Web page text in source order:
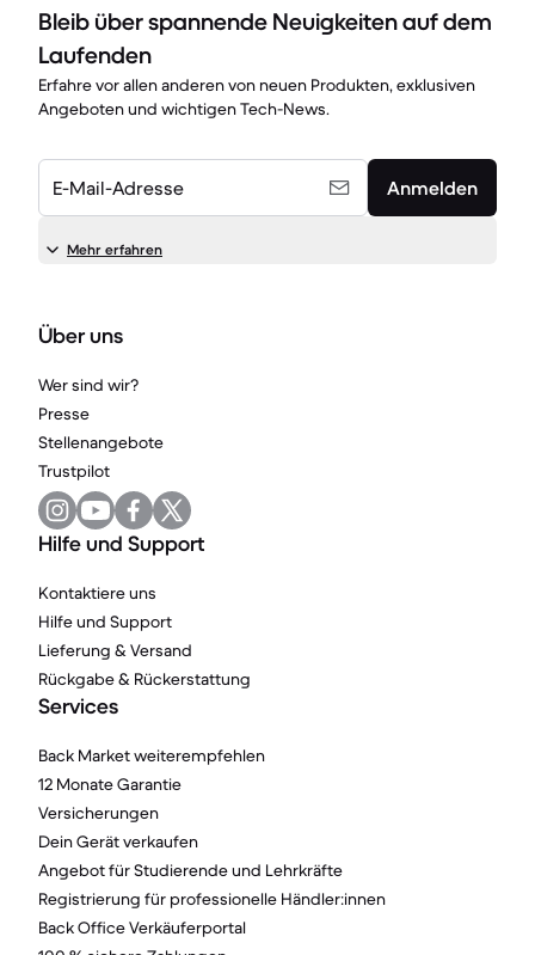
Bleib über spannende Neuigkeiten auf dem
Laufenden
Erfahre vor allen anderen von neuen Produkten, exklusiven
Angeboten und wichtigen Tech-News.
E-Mail-Adresse Anmelden
Mehr erfahren
Über uns
Wer sind wir?
Presse
Stellenangebote
Trustpilot
Hilfe und Support
Kontaktiere uns
Hilfe und Support
Lieferung & Versand
Rückgabe & Rückerstattung
Services
Back Market weiterempfehlen
12 Monate Garantie
Versicherungen
Dein Gerät verkaufen
Angebot für Studierende und Lehrkräfte
Registrierung für professionelle Händler:innen
Back Office Verkäuferportal